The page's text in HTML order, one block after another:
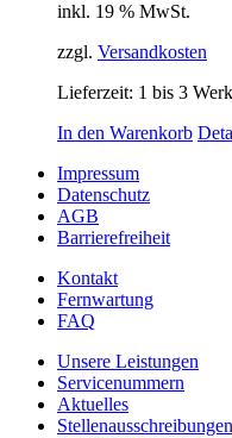
inkl. 19 % MwSt.
zzgl. Versandkosten
Lieferzeit: 1 bis 3
In den Warenkorb
Impressum
Datenschutz
AGB
Barrierefreiheit
Kontakt
Fernwartung
FAQ
Unsere Leistungen
Servicenummern
Aktuelles
Stellenausschreibungen